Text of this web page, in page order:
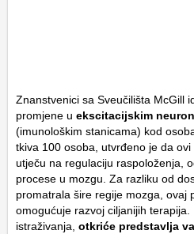
Znanstvenici sa Sveučilišta McGill
promjene u ekscitacijskim
(imunološkim stanicama) kod
tkiva 100 osoba, utvrđeno je da
utječu na regulaciju raspoloženja,
procese u mozgu. Za razliku od
promatrala šire regije mozga, ovaj
omogućuje razvoj ciljanijih
istraživanja, otkriće predstavlja